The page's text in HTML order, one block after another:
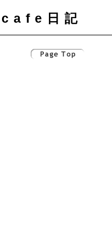
cafe日記